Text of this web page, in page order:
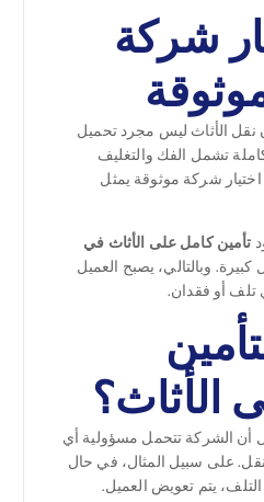
شركة
نقل الأثاث ليس مجرد تحميل
تشمل الفك والتغليف
شركة موثوقة يمثل
تأمين كامل على الأثاث في
كبيرة. وبالتالي، يصبح العميل
تلف أو فقدان.
الأثاث؟
أن الشركة تتحمل مسؤولية أي
على سبيل المثال، في حال
يتم تعويض العميل.